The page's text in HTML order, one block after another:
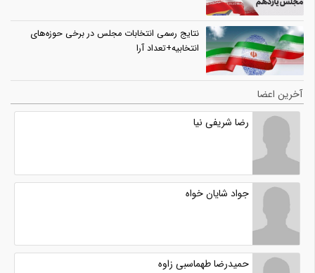
نتایج رسمی انتخابات مجلس در برخی حوزه‌های
انتخابیه+تعداد آرا
آخرین اعضا
رضا شریفی نیا
جواد شایان خواه
حمیدرضا طهماسبی زاوه